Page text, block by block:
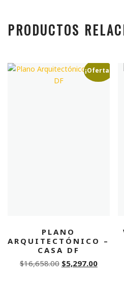
PRODUCTOS
¡Oferta!
PLANO
ARQUITECTÓNICO –
CASA DF
$16,658.00 Original
$5,297.00Current